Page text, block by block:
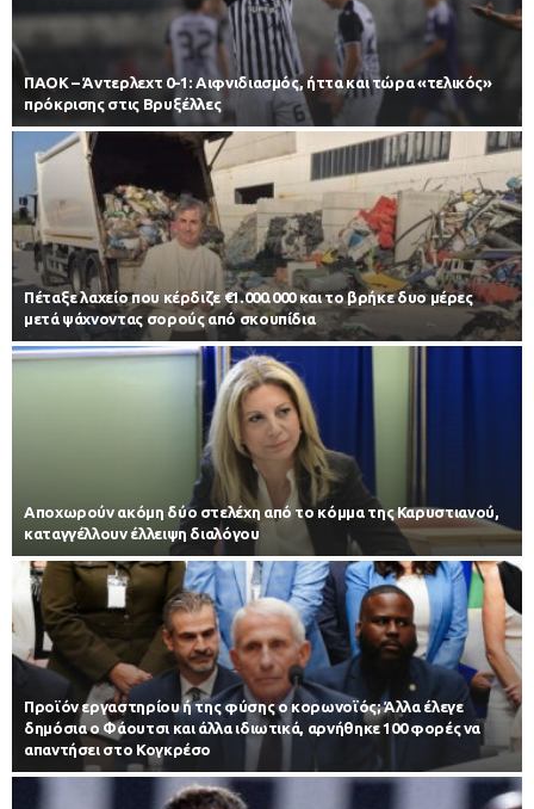
ΠΑΟΚ – Άντερλεχτ 0-1: Αιφνιδιασμός, ήττα και τώρα «τελικός»
πρόκρισης στις Βρυξέλλες
Πέταξε λαχείο που κέρδιζε €1.000.000 και το βρήκε δυο μέρες
μετά ψάχνοντας σορούς από σκουπίδια
Αποχωρούν ακόμη δύο στελέχη από το κόμμα της Καρυστιανού,
καταγγέλλουν έλλειψη διαλόγου
Προϊόν εργαστηρίου ή της φύσης ο κορωνοϊός; Άλλα έλεγε
δημόσια ο Φάουτσι και άλλα ιδιωτικά, αρνήθηκε 100 φορές να
απαντήσει στο Κογκρέσο